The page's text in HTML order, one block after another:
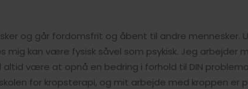
og går fordomsfrit og åbent til andre mennesker.
kan være fysisk såvel som psykisk. Jeg arbejder
være at opnå en bedring i forhold til DIN
for kropsterapi, og mit arbejde med kroppen er